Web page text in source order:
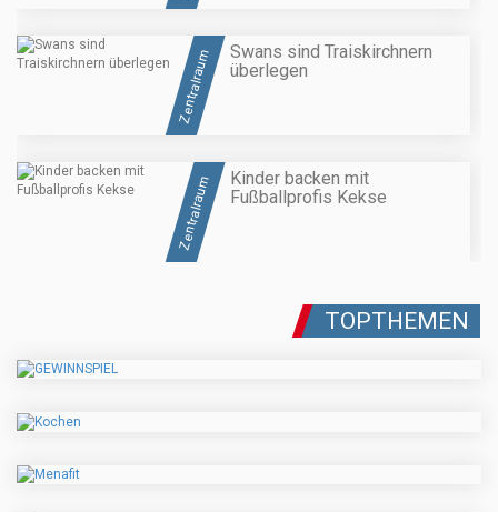
Zentralraum
Swans sind Traiskirchnern
überlegen
Zentralraum
Kinder backen mit
Fußballprofis Kekse
TOPTHEMEN